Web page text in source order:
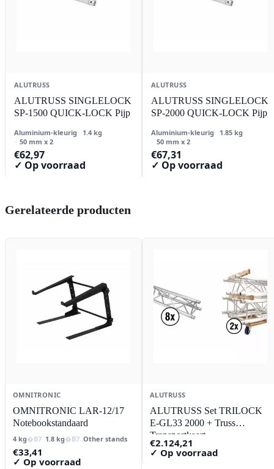
ALUTRUSS
ALUTRUSS SINGLELOCK
SP-1500 QUICK-LOCK Pijp
Aluminium-kleurig
1.4 kg
50 mm x 2
€62,97
✓ Op voorraad
ALUTRUSS
ALUTRUSS SINGLELOCK
SP-2000 QUICK-LOCK Pijp
Aluminium-kleurig
1.85 kg
50 mm x 2
€67,31
✓ Op voorraad
Gerelateerde producten
OMNITRONIC
OMNITRONIC LAR-12/17
Notebookstandaard
4 kg 1.8 kg Other stands
€33,41
✓ Op voorraad
ALUTRUSS
ALUTRUSS Set TRILOCK
E-GL33 2000 + Truss
Transportkaart
€2.124,21
✓ Op voorraad